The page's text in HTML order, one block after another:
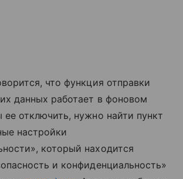
что функция отправки
данных работает в фоновом
отключить, нужно найти пункт
настройки
который находится
и конфиденциальность»